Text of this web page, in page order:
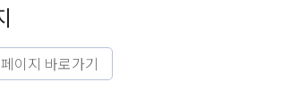
이지 바로가기